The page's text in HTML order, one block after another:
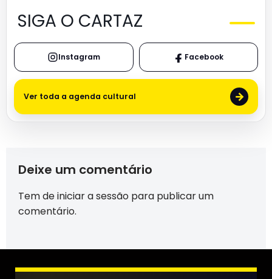
SIGA O CARTAZ
Instagram Facebook
Ver toda a agenda cultural →
Deixe um comentário
Tem deiniciar a sessão para publicar um
comentário.